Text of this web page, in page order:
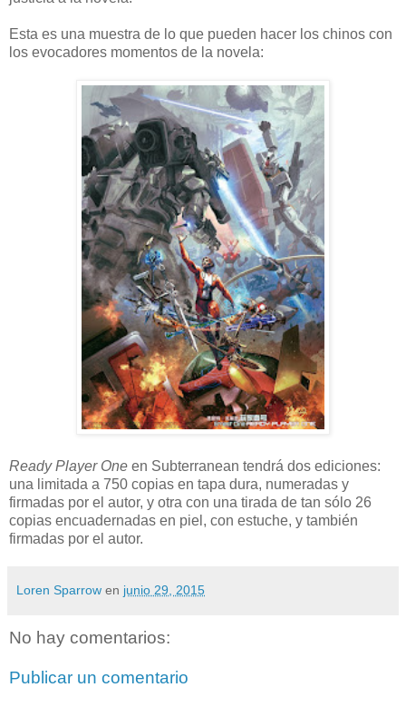
Esta es una muestra de lo que pueden hacer los chinos con
los evocadores momentos de la novela:
Ready Player One en Subterranean tendrá dos ediciones:
una limitada a 750 copias en tapa dura, numeradas y
firmadas por el autor, y otra con una tirada de tan sólo 26
copias encuadernadas en piel, con estuche, y también
firmadas por el autor.
Loren Sparrow en junio 29, 2015
No hay comentarios:
Publicar un comentario